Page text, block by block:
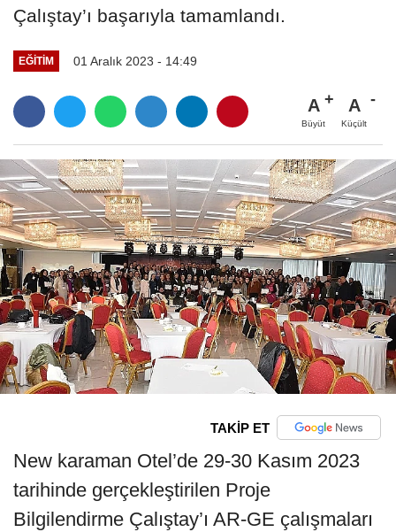
Çalıştay’ı başarıyla tamamlandı.
EĞITIM 01 Aralık 2023 - 14:49
A
Büyüt
A
Küçült
TAKİP ET
New karaman Otel’de 29-30 Kasım 2023
tarihinde gerçekleştirilen Proje
Bilgilendirme Çalıştay’ı AR-GE çalışmaları